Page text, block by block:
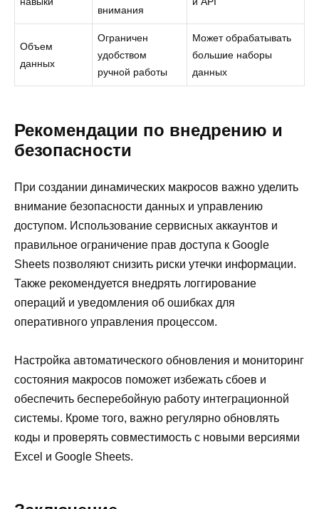
внимания
Объем
данных
Ограничен
удобством
ручной работы
Может обрабатывать
большие наборы
данных
Рекомендации по внедрению и
безопасности
При создании динамических макросов важно уделить
внимание безопасности данных и управлению
доступом. Использование сервисных аккаунтов и
правильное ограничение прав доступа к Google
Sheets позволяют снизить риски утечки информации.
Также рекомендуется внедрять логгирование
операций и уведомления об ошибках для
оперативного управления процессом.
Настройка автоматического обновления и мониторинг
состояния макросов поможет избежать сбоев и
обеспечить бесперебойную работу интеграционной
системы. Кроме того, важно регулярно обновлять
коды и проверять совместимость с новыми версиями
Excel и Google Sheets.